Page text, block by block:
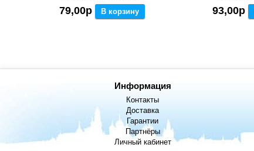
79,00р В корзину 93,00р
Информация
Контакты
Доставка
Гарантии
Партнёры
Личный кабинет